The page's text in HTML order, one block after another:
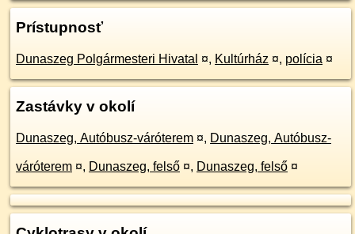
Prístupnosť
Dunaszeg Polgármesteri Hivatal ¤, Kultúrház ¤, polícia ¤
Zastávky v okolí
Dunaszeg, Autóbusz-váróterem ¤, Dunaszeg, Autóbusz-
váróterem ¤, Dunaszeg, felső ¤, Dunaszeg, felső ¤